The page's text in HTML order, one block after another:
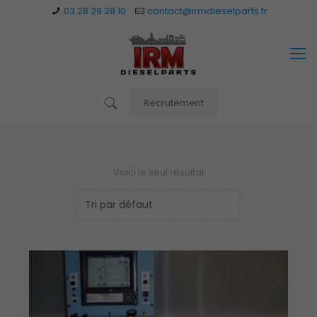
03 28 29 28 10 contact@irmdieselparts.fr
Recrutement
Voici le seul résultat